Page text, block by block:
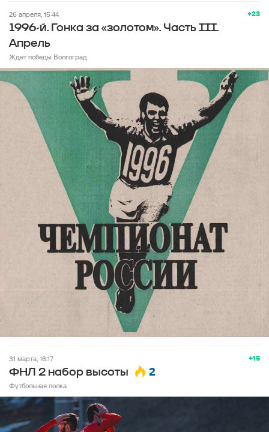
+23
26 апреля, 15:44
1996-й. Гонка за «золотом». Часть III.
Апрель
Ждет победы Волгоград
+15
31 марта, 16:17
ФНЛ 2 набор высоты 2
Футбольная полка